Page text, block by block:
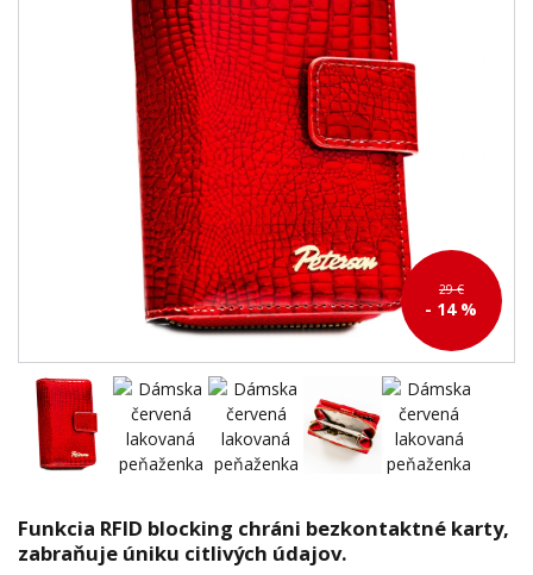
29 €
- 14 %
Funkcia RFID blocking chráni bezkontaktné karty,
zabraňuje úniku citlivých údajov.